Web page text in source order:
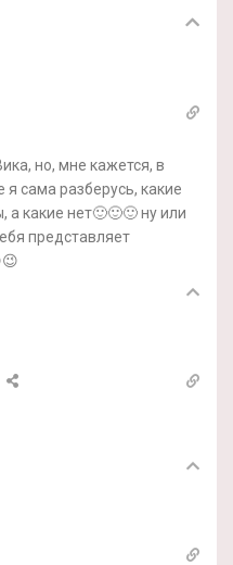
но, мне кажется, в
сама разберусь, какие
а какие нет🙂🙂🙂 ну или
представляет